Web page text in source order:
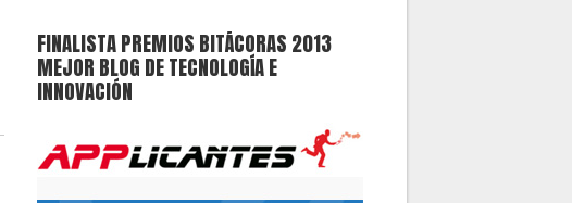
FINALISTA PREMIOS BITÁCORAS 2013
MEJOR BLOG DE TECNOLOGÍA E
INNOVACIÓN